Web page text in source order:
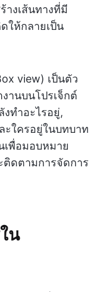
างเส้นทางที่มี
ให้กลายเป็น
view) เป็นตัว
านบนโปรเจ็กต์
ทำอะไรอยู่,
ะใครอยู่ในบทบาท
เพื่อมอบหมาย
ดตามการจัดการ
น